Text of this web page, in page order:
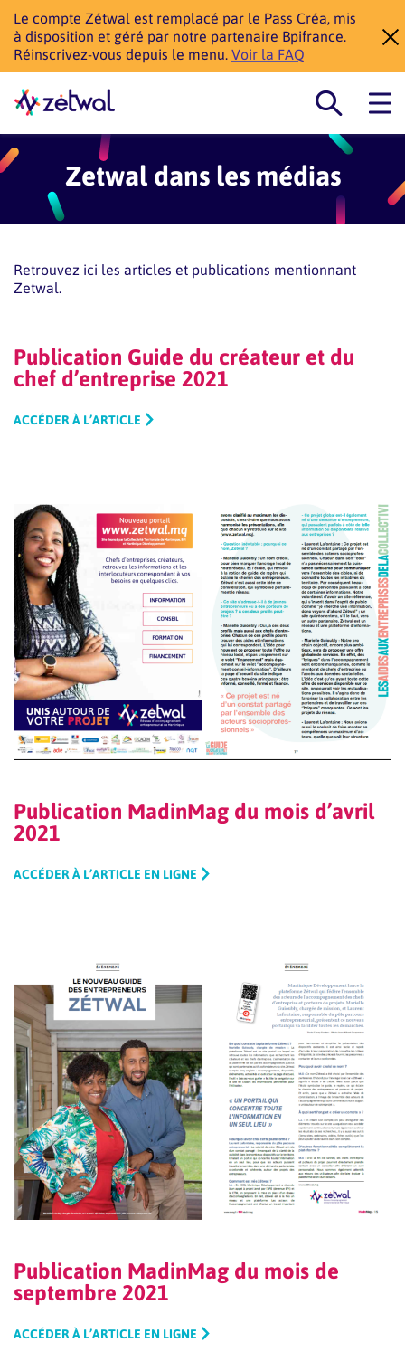
Le compte Zétwal est remplacé par le Pass Créa, mis
à disposition et géré par notre partenaire Bpifrance.
Réinscrivez-vous depuis le menu.Voir la FAQ
Zetwal dans les médias
Retrouvez ici les articles et publications mentionnant
Zetwal.
Publication Guide du créateur et du
chef d’entreprise 2021
ACCÉDER À L’ARTICLE
Publication MadinMag du mois d’avril
2021
ACCÉDER À L’ARTICLE EN LIGNE
Publication MadinMag du mois de
septembre 2021
ACCÉDER À L’ARTICLE EN LIGNE